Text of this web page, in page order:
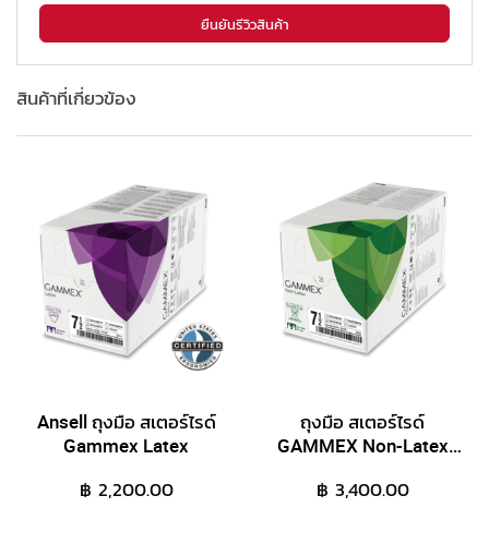
ยืนยันรีวิวสินค้า
สินค้าที่เกี่ยวข้อง
Ansell ถุงมือ สเตอร์ไรด์
Gammex Latex
฿ 2,200.00
ถุงมือ สเตอร์ไรด์
GAMMEX Non-Latex
฿ 3,400.00